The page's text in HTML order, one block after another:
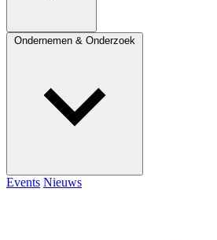
Ondernemen & Onderzoek
Events Nieuws